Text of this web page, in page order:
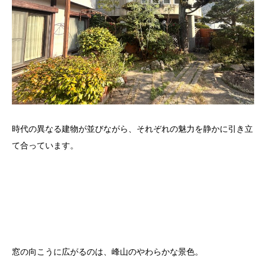
時代の異なる建物が並びながら、それぞれの魅力を静かに引き立
て合っています。
窓の向こうに広がるのは、峰山のやわらかな景色。